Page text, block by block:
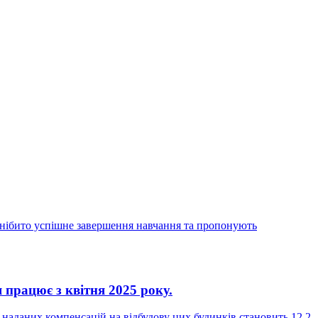
успішне завершення навчання та пропонують
працює з квітня 2025 року.